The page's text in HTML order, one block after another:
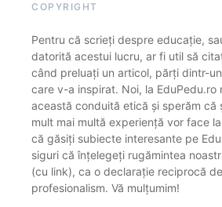
COPYRIGHT
Pentru că scrieți despre educație,
datorită acestui lucru, ar fi util să
când preluați un articol, părți dintr-
care v-a inspirat. Noi, la EduPedu.ro
această conduită etică și sperăm că
mult mai multă experiență vor face
că găsiți subiecte interesante pe
siguri că înțelegeți rugămintea
(cu link), ca o declarație reciprocă
profesionalism. Vă mulțumim!